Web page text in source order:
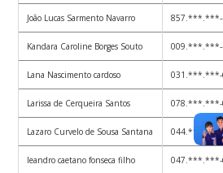
João Lucas Sarmento Navarro 857.***.***-
Kandara Caroline Borges Souto 009.***.***-
Lana Nascimento cardoso 031.***.***-
Larissa de Cerqueira Santos 078.***.***-
Lazaro Curvelo de Sousa Santana 044.***.***-
leandro caetano fonseca filho 047.***.***-